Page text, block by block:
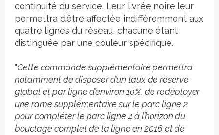
continuité du service. Leur livrée noire leur
permettra d'être affectée indifféremment aux
quatre lignes du réseau, chacune étant
distinguée par une couleur spécifique.
"Cette commande supplémentaire permettra
notamment de disposer d’un taux de réserve
global et par ligne d’environ 10%, de redéployer
une rame supplémentaire sur le parc ligne 2
pour compléter le parc ligne 4 à l’horizon du
bouclage complet de la ligne en 2016 et de